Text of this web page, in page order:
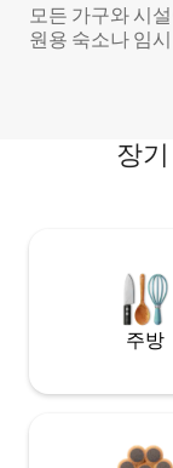
모든 가구와 시
원용 숙소나 임
장
주방